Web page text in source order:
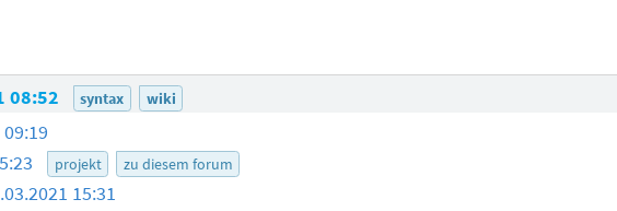
08:52 syntax wiki
projekt zu diesem forum
15:31